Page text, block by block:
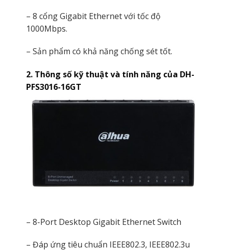
– 8 cổng Gigabit Ethernet với tốc độ
1000Mbps.
– Sản phẩm có khả năng chống sét tốt.
2. Thông số kỹ thuật và tính năng của DH-
PFS3016-16GT
– 8-Port Desktop Gigabit Ethernet Switch
– Đáp ứng tiêu chuẩn IEEE802.3, IEEE802.3u